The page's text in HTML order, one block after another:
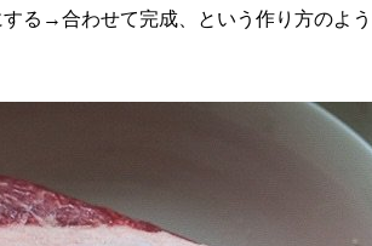
る→合わせて完成、という作り方のよう